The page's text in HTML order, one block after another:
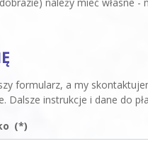
formularz, a my
Dalsze instrukcje i dane do
(*)